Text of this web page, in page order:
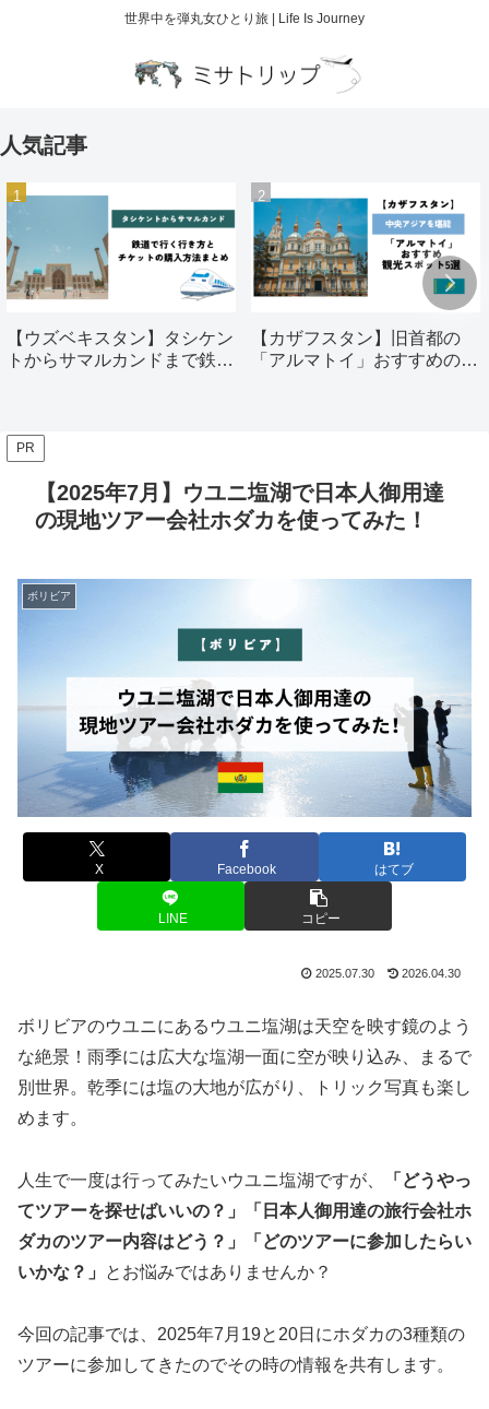
世界中を弾丸女ひとり旅 | Life Is Journey
人気記事
【ウズベキスタン】タシケン
トからサマルカンドまで鉄道
【カザフスタン】旧首都の
「アルマトイ」おすすめの観
PR
【2025年7月】ウユニ塩湖で日本人御用達
の現地ツアー会社ホダカを使ってみた！
ボリビア
X Facebook はてブ
LINE コピー
2025.07.30 2026.04.30
ボリビアのウユニにあるウユニ塩湖は天空を映す鏡のよう
な絶景！雨季には広大な塩湖一面に空が映り込み、まるで
別世界。乾季には塩の大地が広がり、トリック写真も楽し
めます。
人生で一度は行ってみたいウユニ塩湖ですが、
「どうやっ
てツアーを探せばいいの？」「日本人御用達の旅行会社ホ
ダカのツアー内容はどう？」「どのツアーに参加したらい
いかな？」
とお悩みではありませんか？
今回の記事では、2025年7月19と20日にホダカの3種類の
ツアーに参加してきたのでその時の情報を共有します。